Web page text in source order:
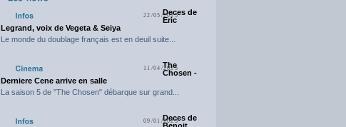
22/05/2025Deces de
Eric
Legrand, voix de Vegeta & Seiya
Le monde du doublage français est en deuil suite...
11/04/2025
The
Chosen -
Derniere Cene arrive en salle
La saison 5 de "The Chosen" débarque sur grand...
09/01/2025Deces de